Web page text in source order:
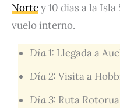
Nortey 10 días a la Isla
vuelo interno.
Día 1: Llegada a
Día 2: Visita a
Día 3: Ruta